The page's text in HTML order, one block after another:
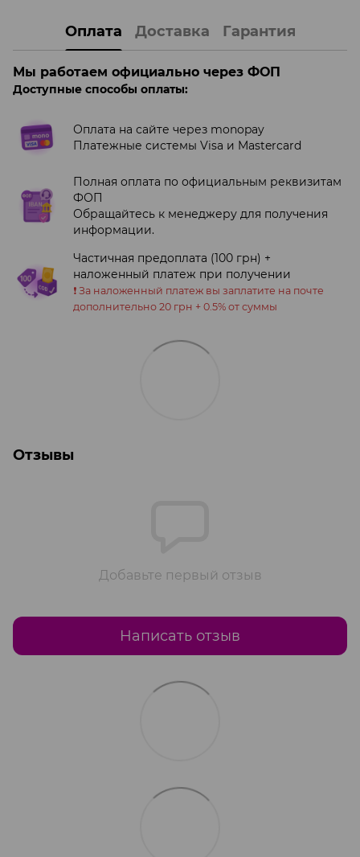
Оплата Доставка Гарантия
Мы работаем официально через ФОП
Доступные способы оплаты:
Оплата на сайте через monopay
Платежные системы Visa и Mastercard
Полная оплата по официальным реквизитам
ФОП
Обращайтесь к менеджеру для получения
информации.
Частичная предоплата (100 грн) +
наложенный платеж при получении
❗️ За наложенный платеж вы заплатите на почте
дополнительно 20 грн + 0.5% от суммы
Отзывы
Добавьте первый отзыв
Написать отзыв